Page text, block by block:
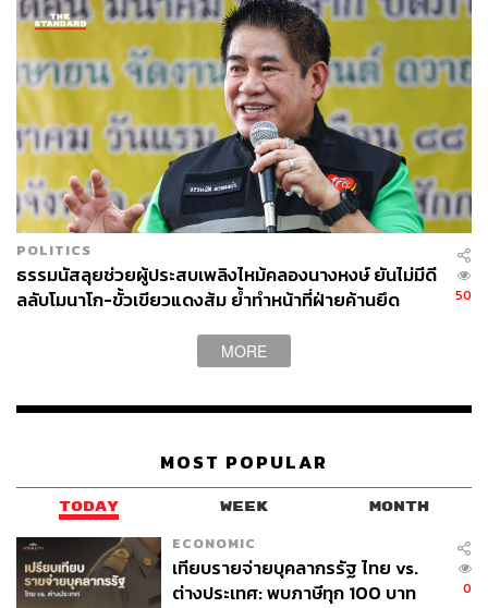
POLITICS
ธรรมนัสลุยช่วยผู้ประสบเพลิงไหม้คลองนางหงษ์ ยันไม่มีดี
ลลับโมนาโก-ขั้วเขียวแดงส้ม ย้ำทำหน้าที่ฝ่ายค้านยึด
50
MORE
MOST POPULAR
TODAY WEEK MONTH
ECONOMIC
เทียบรายจ่ายบุคลากรรัฐ ไทย vs.
ต่างประเทศ: พบภาษีทุก 100 บาท
0